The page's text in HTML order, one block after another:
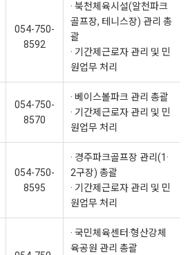
054-750-
8592
· 북천체육시설(알천파크
골프장, 테니스장) 관리 총
괄
· 기간제근로자 관리 및 민
원업무 처리
054-750-
8570
· 베이스볼파크 관리 총괄
· 기간제근로자 관리 및 민
원업무 처리
054-750-
8595
· 경주파크골프장 관리(1·
2구장) 총괄
· 기간제근로자 관리 및 민
원업무 처리
· 국민체육센터·형산강체
육공원 관리 총괄